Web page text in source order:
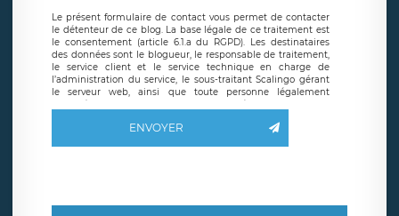
Le présent formulaire de contact vous permet de contacter
le détenteur de ce blog. La base légale de ce traitement est
le consentement (article 6.1.a du RGPD). Les destinataires
des données sont le blogueur, le responsable de traitement,
le service client et le service technique en charge de
l’administration du service, le sous-traitant Scalingo gérant
le serveur web, ainsi que toute personne légalement
autorisée. Le formulaire de contact à destination du
basé en France et offrant des
clauses de protection
limitation du traitement relatif à vos données à caractère
ENVOYER